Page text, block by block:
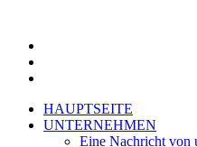
HAUPTSEITE
UNTERNEHMEN
Eine Nachricht von